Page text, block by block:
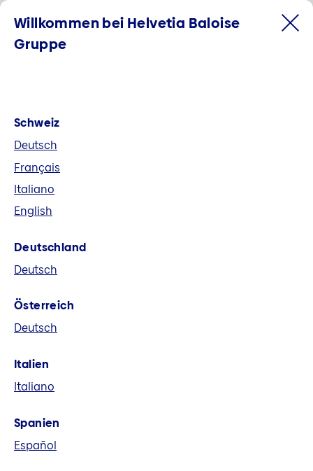
Willkommen bei der Helvetia
Baloise Gruppe
Allbranchenversicherer der Schweiz und
eine führende europäische
Märkten und global Versicherungs-,
Vorsorge- und Finanzlösungen an.
Willkommen bei Helvetia Baloise
Gruppe
Schweiz
Deutsch
Français
Italiano
English
Deutschland
Deutsch
Österreich
Deutsch
Italien
Italiano
Spanien
Español